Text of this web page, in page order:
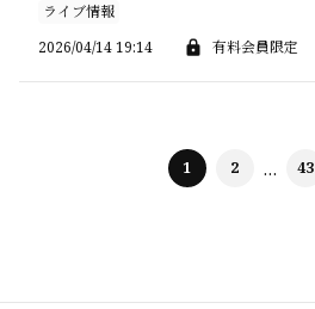
ライブ情報
2026/04/14 19:14
有料会員限定
1 2 … 43